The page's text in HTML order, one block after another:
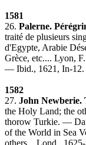
1581
26. Palerne.
traité de plusieurs
d'Egypte, Arabie
Grèce, etc.... Lyon,
— Ibid., 1621, In-12.
1582
27. John Newberie.
the Holy Land; the
thorow Turkie. —
of the World in Sea
others... Lond.,